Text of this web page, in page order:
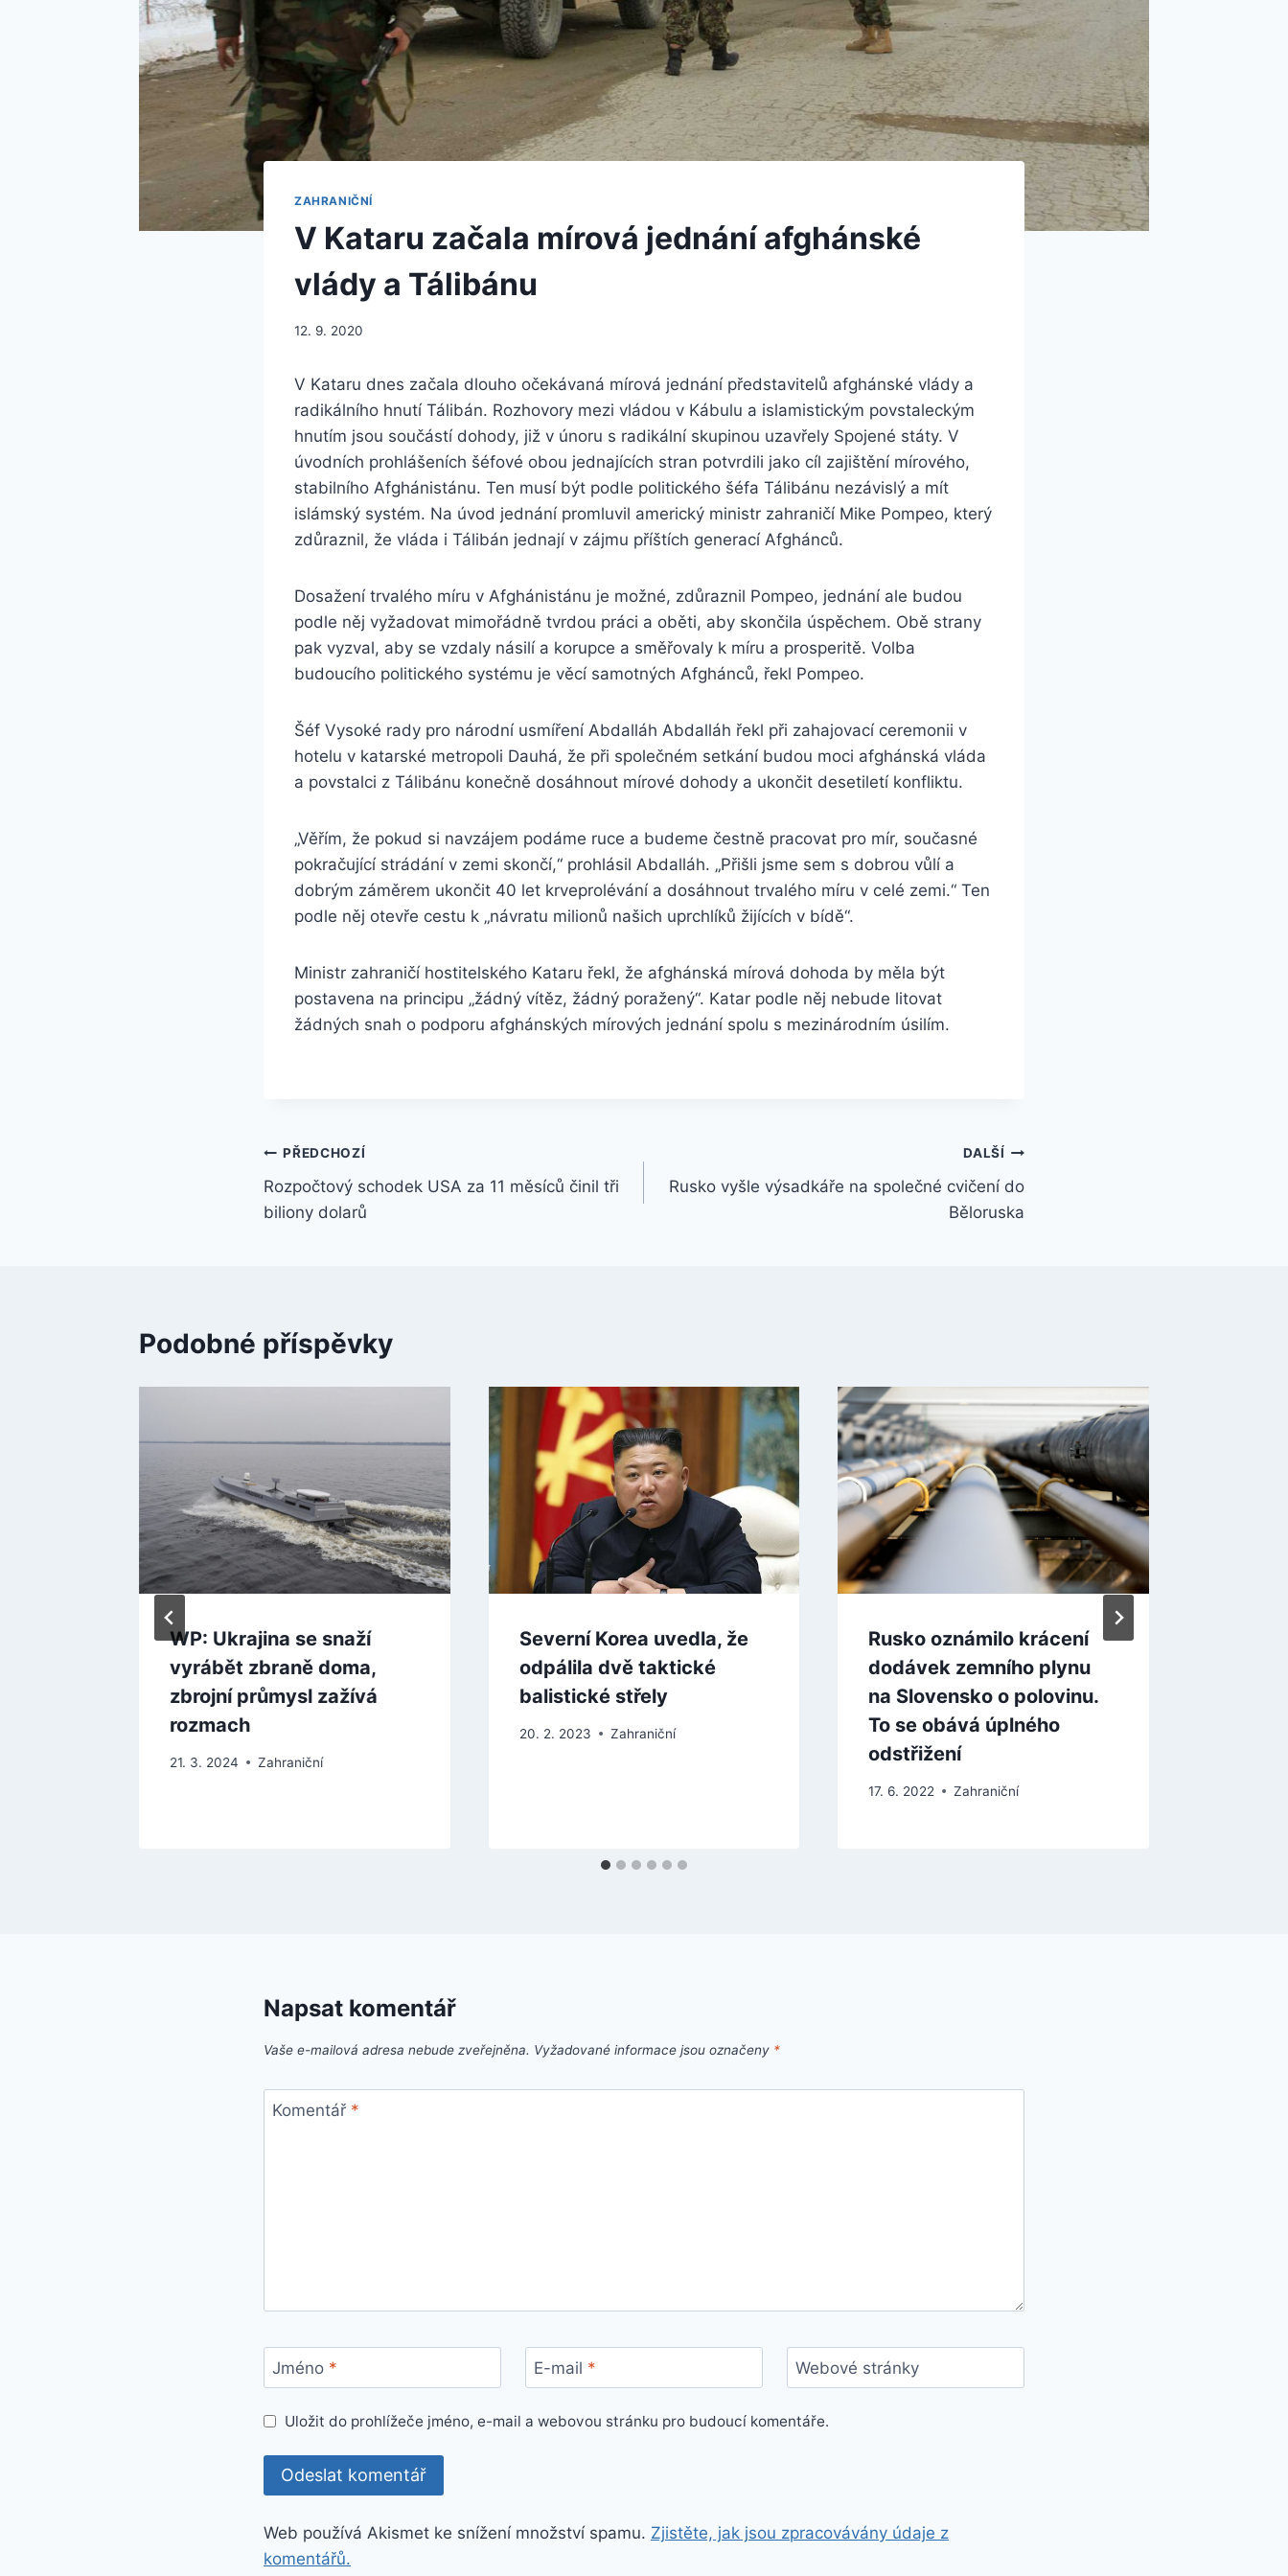
ZAHRANIČNÍ
V Kataru začala mírová jednání afghánské
vlády a Tálibánu
12. 9. 2020
V Kataru dnes začala dlouho očekávaná mírová jednání představitelů afghánské vlády a
radikálního hnutí Tálibán. Rozhovory mezi vládou v Kábulu a islamistickým povstaleckým
hnutím jsou součástí dohody, již v únoru s radikální skupinou uzavřely Spojené státy. V
úvodních prohlášeních šéfové obou jednajících stran potvrdili jako cíl zajištění mírového,
stabilního Afghánistánu. Ten musí být podle politického šéfa Tálibánu nezávislý a mít
islámský systém. Na úvod jednání promluvil americký ministr zahraničí Mike Pompeo, který
zdůraznil, že vláda i Tálibán jednají v zájmu příštích generací Afghánců.
Dosažení trvalého míru v Afghánistánu je možné, zdůraznil Pompeo, jednání ale budou
podle něj vyžadovat mimořádně tvrdou práci a oběti, aby skončila úspěchem. Obě strany
pak vyzval, aby se vzdaly násilí a korupce a směřovaly k míru a prosperitě. Volba
budoucího politického systému je věcí samotných Afghánců, řekl Pompeo.
Šéf Vysoké rady pro národní usmíření Abdalláh Abdalláh řekl při zahajovací ceremonii v
hotelu v katarské metropoli Dauhá, že při společném setkání budou moci afghánská vláda
a povstalci z Tálibánu konečně dosáhnout mírové dohody a ukončit desetiletí konfliktu.
„Věřím, že pokud si navzájem podáme ruce a budeme čestně pracovat pro mír, současné
pokračující strádání v zemi skončí,“ prohlásil Abdalláh. „Přišli jsme sem s dobrou vůlí a
dobrým záměrem ukončit 40 let krveprolévání a dosáhnout trvalého míru v celé zemi.“ Ten
podle něj otevře cestu k „návratu milionů našich uprchlíků žijících v bídě“.
Ministr zahraničí hostitelského Kataru řekl, že afghánská mírová dohoda by měla být
postavena na principu „žádný vítěz, žádný poražený“. Katar podle něj nebude litovat
žádných snah o podporu afghánských mírových jednání spolu s mezinárodním úsilím.
Navigace
pro
PŘEDCHOZÍ
Rozpočtový schodek USA za 11 měsíců činil tři
biliony dolarů
DALŠÍ
Rusko vyšle výsadkáře na společné cvičení do
Běloruska
Podobné příspěvky
WP: Ukrajina se snaží
vyrábět zbraně doma,
zbrojní průmysl zažívá
rozmach
21. 3. 2024 Zahraniční
Severní Korea uvedla, že
odpálila dvě taktické
balistické střely
20. 2. 2023 Zahraniční
Rusko oznámilo krácení
dodávek zemního plynu
na Slovensko o polovinu.
To se obává úplného
odstřižení
17. 6. 2022 Zahraniční
Napsat komentář
Vaše e-mailová adresa nebude zveřejněna. Vyžadované informace jsou označeny *
Komentář *
Jméno * E-mail * Webové stránky
Uložit do prohlížeče jméno, e-mail a webovou stránku pro budoucí komentáře.
Web používá Akismet ke snížení množství spamu. Zjistěte, jak jsou zpracovávány údaje z
komentářů.